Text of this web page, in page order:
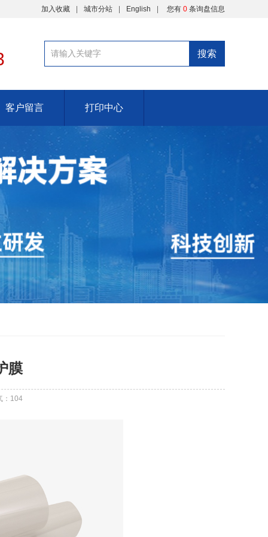
加入收藏 城市分站 English 您有 0 条询盘信息
客户留言 打印中心
膜
104